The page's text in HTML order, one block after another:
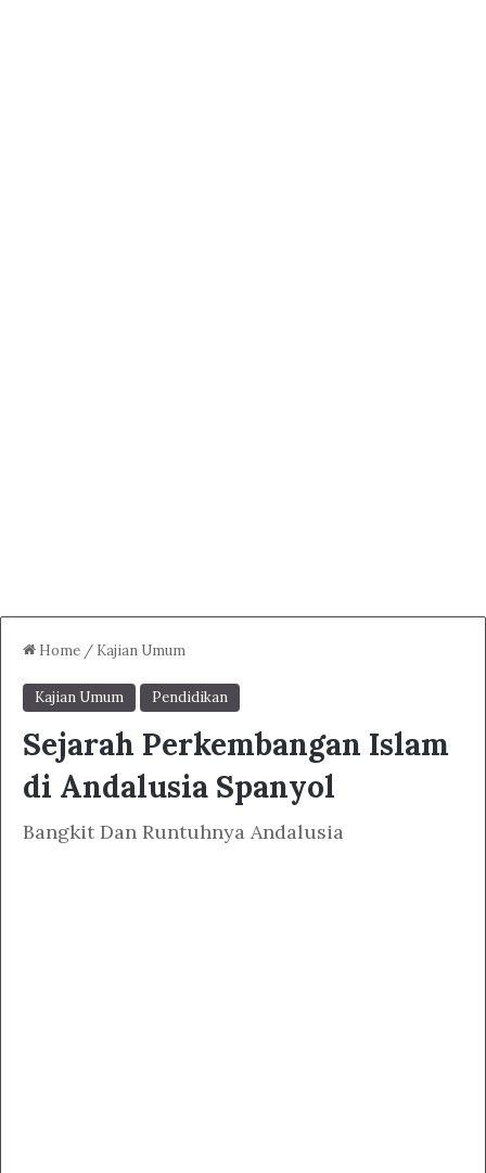
Home / Kajian Umum
Kajian Umum Pendidikan
Sejarah Perkembangan Islam
di Andalusia Spanyol
Bangkit Dan Runtuhnya Andalusia